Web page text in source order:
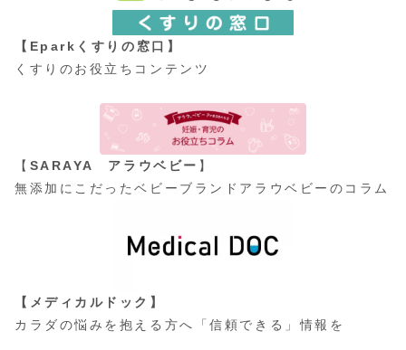
【Eparkくすりの窓口】
くすりのお役立ちコンテンツ
【 SARAYA アラウベビー 】
無添加にこだったベビーブランドアラウベビーのコラム
【メディカルドック】
カラダの悩みを抱える方へ「信頼できる」情報を